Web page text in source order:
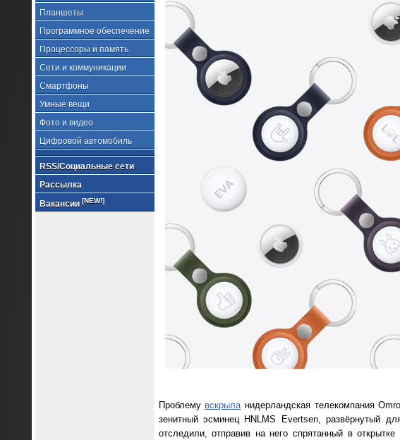
Планшеты
Программное обеспечение
Процессоры и память
Сети и коммуникации
Смартфоны
Умные вещи
Фото и видео
Цифровой автомобиль
RSS/Социальные сети
Рассылка
Вакансии [NEW!]
Проблему вскрыланидерландская телекомпания
зенитный эсминец HNLMS Evertsen, развёрнутый
отследили, отправив на него спрятанный в